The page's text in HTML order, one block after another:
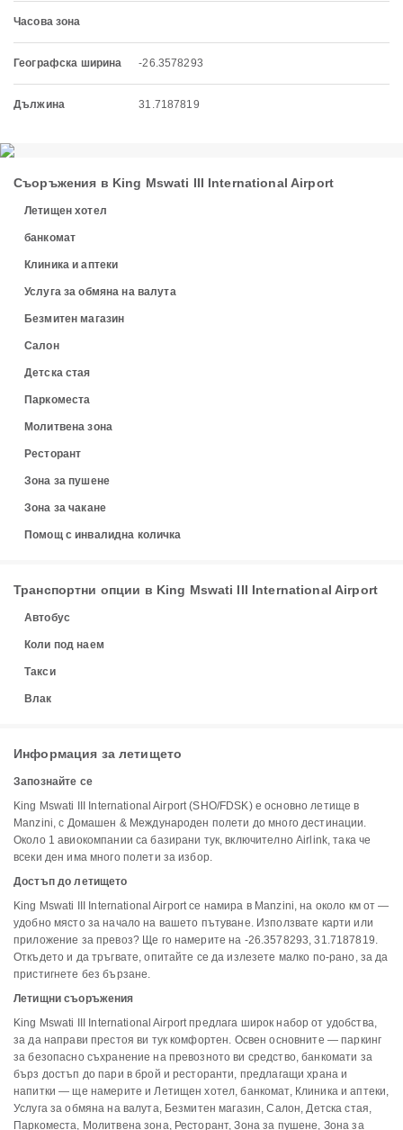
Часова зона
Географска ширина -26.3578293
Дължина 31.7187819
Съоръжения в King Mswati III International Airport
Летищен хотел
банкомат
Клиника и аптеки
Услуга за обмяна на валута
Безмитен магазин
Салон
Детска стая
Паркоместа
Молитвена зона
Ресторант
Зона за пушене
Зона за чакане
Помощ с инвалидна количка
Транспортни опции в King Mswati III International Airport
Автобус
Коли под наем
Такси
Влак
Информация за летището
Запознайте се
King Mswati III International Airport (SHO/FDSK) е основно летище в
Manzini, с Домашен & Международен полети до много дестинации.
Около 1 авиокомпании са базирани тук, включително Airlink, така че
всеки ден има много полети за избор.
Достъп до летището
King Mswati III International Airport се намира в Manzini, на около км от —
удобно място за начало на вашето пътуване. Използвате карти или
приложение за превоз? Ще го намерите на -26.3578293, 31.7187819.
Откъдето и да тръгвате, опитайте се да излезете малко по-рано, за да
пристигнете без бързане.
Летищни съоръжения
King Mswati III International Airport предлага широк набор от удобства,
за да направи престоя ви тук комфортен. Освен основните — паркинг
за безопасно съхранение на превозното ви средство, банкомати за
бърз достъп до пари в брой и ресторанти, предлагащи храна и
напитки — ще намерите и Летищен хотел, банкомат, Клиника и аптеки,
Услуга за обмяна на валута, Безмитен магазин, Салон, Детска стая,
Паркоместа, Молитвена зона, Ресторант, Зона за пушене, Зона за